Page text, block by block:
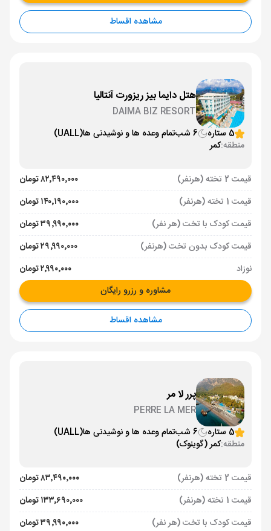
مشاهده اقساط
هتل دایما بیز ریزورت آنتالیا
DAIMA BIZ RESORT
5 ستاره
6 شب تمام وعده ها و نوشیدنی ها(UALL)
منطقه:کمر
قیمت 2 تخته (هرنفر)
۸۲٬۴۹۰٬۰۰۰ تومان
قیمت 1 تخته (هرنفر)
۱۴۰٬۱۹۰٬۰۰۰ تومان
قیمت کودک با تخت (هر نفر)
۳۹٬۹۹۰٬۰۰۰ تومان
قیمت کودک بدون تخت (هرنفر)
۲۹٬۹۹۰٬۰۰۰ تومان
نوزاد
۲٬۹۹۰٬۰۰۰ تومان
مشاوره و رزرو رایگان
مشاهده اقساط
پرر لا مر
PERRE LA MER
5 ستاره
6 شب تمام وعده ها و نوشیدنی ها(UALL)
منطقه:کمر (گوینوک)
قیمت 2 تخته (هرنفر)
۸۳٬۴۹۰٬۰۰۰ تومان
قیمت 1 تخته (هرنفر)
۱۳۳٬۶۹۰٬۰۰۰ تومان
قیمت کودک با تخت (هر نفر)
۳۹٬۹۹۰٬۰۰۰ تومان